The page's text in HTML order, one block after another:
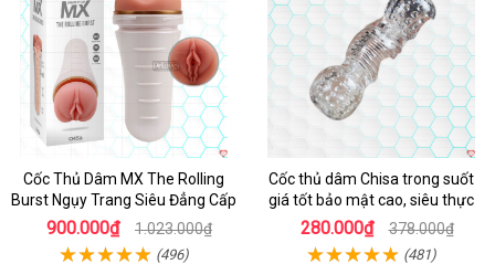
Cốc Thủ Dâm MX The Rolling
Burst Ngụy Trang Siêu Đẳng Cấp
900.000₫ 1.023.000₫
(496)
Cốc thủ dâm Chisa trong suốt
giá tốt bảo mật cao, siêu thực
280.000₫ 378.000₫
(481)